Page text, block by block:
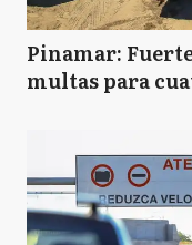
Pinamar:
multas para